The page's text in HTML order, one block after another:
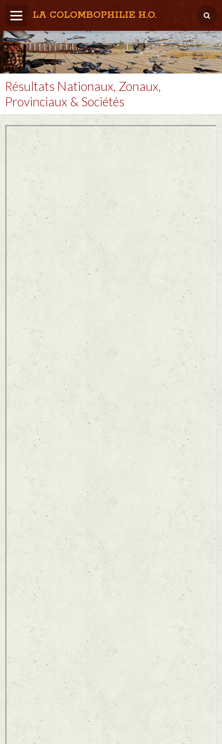
LA COLOMBOPHILIE H.O.
Home
Météo / Het weer
Lâcher / Los
Result. clubs, Provincial, (Inter)National
RFCB / KBDB
Résultats Nationaux, Zonaux,
Provinciaux & Sociétés